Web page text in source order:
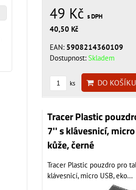
49 Kč s DPH
40,50 Kč
EAN: 5908214360109
Dostupnost: Skladem
ks DO KOŠÍKU
Tracer Plastic
7'' s klávesnicí,
kůže, černé
Tracer Plastic pouzdro pro
klávesnicí, micro USB, eko...